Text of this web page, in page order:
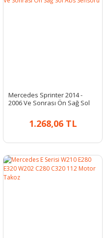
Mercedes Sprinter 2014 -
2006 Ve Sonrası Ön Sağ Sol
1.268,06 TL